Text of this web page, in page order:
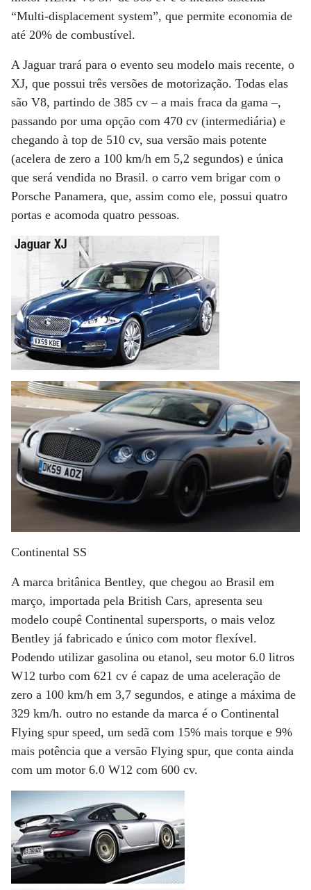
“Multi-displacement system”, que permite economia de
até 20% de combustível.
A Jaguar trará para o evento seu modelo mais recente, o
XJ, que possui três versões de motorização. Todas elas
são V8, partindo de 385 cv – a mais fraca da gama –,
passando por uma opção com 470 cv (intermediária) e
chegando à top de 510 cv, sua versão mais potente
(acelera de zero a 100 km/h em 5,2 segundos) e única
que será vendida no Brasil. o carro vem brigar com o
Porsche Panamera, que, assim como ele, possui quatro
portas e acomoda quatro pessoas.
Continental SS
A marca britânica Bentley, que chegou ao Brasil em
março, importada pela British Cars, apresenta seu
modelo coupê Continental supersports, o mais veloz
Bentley já fabricado e único com motor flexível.
Podendo utilizar gasolina ou etanol, seu motor 6.0 litros
W12 turbo com 621 cv é capaz de uma aceleração de
zero a 100 km/h em 3,7 segundos, e atinge a máxima de
329 km/h. outro no estande da marca é o Continental
Flying spur speed, um sedã com 15% mais torque e 9%
mais potência que a versão Flying spur, que conta ainda
com um motor 6.0 W12 com 600 cv.